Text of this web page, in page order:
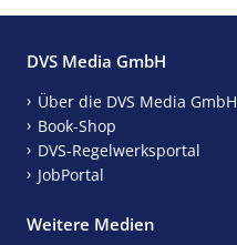
DVS Media GmbH
Über die DVS Media GmbH
Book-Shop
DVS-Regelwerksportal
JobPortal
Weitere Medien